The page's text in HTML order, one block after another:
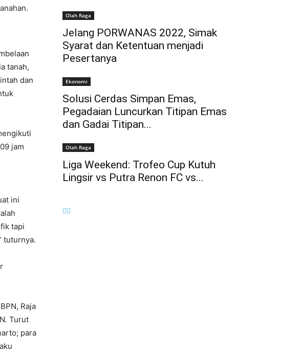
tanah,
dan
jam
ini
tapi
tuturnya.
Raja
Turut
para
Olah Raga
Jelang PORWANAS 2022, Simak
Syarat dan Ketentuan menjadi
Pesertanya
Ekonomi
Solusi Cerdas Simpan Emas,
Pegadaian Luncurkan Titipan Emas
dan Gadai Titipan...
Olah Raga
Liga Weekend: Trofeo Cup Kutuh
Lingsir vs Putra Renon FC vs...